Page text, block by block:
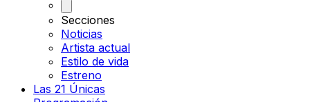
Secciones
Noticias
Artista actual
Estilo de vida
Estreno
Las 21 Únicas